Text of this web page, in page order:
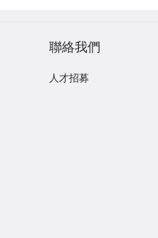
聯絡我們
人才招募